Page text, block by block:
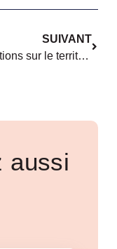
SUIVANT
Nominations sur le territoire : mai-juin 2021
aussi